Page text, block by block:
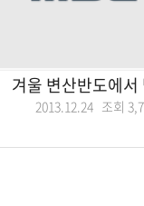
겨울 변산반도에
2013.12.24 조회